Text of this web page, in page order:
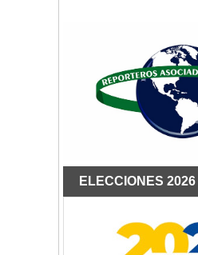
ELECCIONES 2026